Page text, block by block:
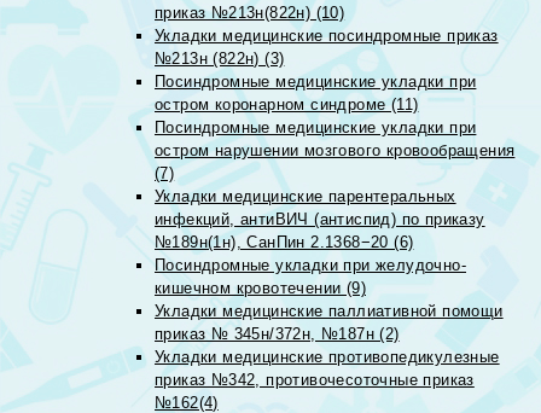
приказ №213н(822н) (10)
Укладки медицинские посиндромные приказ
№213н (822н) (3)
Посиндромные медицинские укладки при
остром коронарном синдроме (11)
Посиндромные медицинские укладки при
остром нарушении мозгового кровообращения
(7)
Укладки медицинские парентеральных
инфекций, антиВИЧ (антиспид) по приказу
№189н(1н), СанПин 2.1368−20 (6)
Посиндромные укладки при желудочно-
кишечном кровотечении (9)
Укладки медицинские паллиативной помощи
приказ № 345н/372н, №187н (2)
Укладки медицинские противопедикулезные
приказ №342, противочесоточные приказ
№162(4)